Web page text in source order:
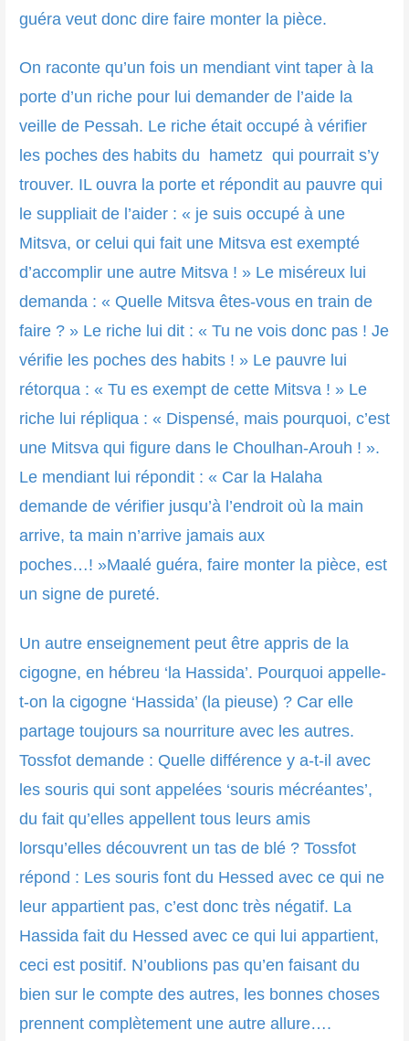
guéra veut donc dire faire monter la pièce.
On raconte qu’un fois un mendiant vint taper à la
porte d’un riche pour lui demander de l’aide la
veille de Pessah. Le riche était occupé à vérifier
les poches des habits du hametz qui pourrait s’y
trouver. IL ouvra la porte et répondit au pauvre qui
le suppliait de l’aider : « je suis occupé à une
Mitsva, or celui qui fait une Mitsva est exempté
d’accomplir une autre Mitsva ! » Le miséreux lui
demanda : « Quelle Mitsva êtes-vous en train de
faire ? » Le riche lui dit : « Tu ne vois donc pas ! Je
vérifie les poches des habits ! » Le pauvre lui
rétorqua : « Tu es exempt de cette Mitsva ! » Le
riche lui répliqua : « Dispensé, mais pourquoi, c’est
une Mitsva qui figure dans le Choulhan-Arouh ! ».
Le mendiant lui répondit : « Car la Halaha
demande de vérifier jusqu’à l’endroit où la main
arrive, ta main n’arrive jamais aux
poches…! »Maalé guéra, faire monter la pièce, est
un signe de pureté.
Un autre enseignement peut être appris de la
cigogne, en hébreu ‘la Hassida’. Pourquoi appelle-
t-on la cigogne ‘Hassida’ (la pieuse) ? Car elle
partage toujours sa nourriture avec les autres.
Tossfot demande : Quelle différence y a-t-il avec
les souris qui sont appelées ‘souris mécréantes’,
du fait qu’elles appellent tous leurs amis
lorsqu’elles découvrent un tas de blé ? Tossfot
répond : Les souris font du Hessed avec ce qui ne
leur appartient pas, c’est donc très négatif. La
Hassida fait du Hessed avec ce qui lui appartient,
ceci est positif. N’oublions pas qu’en faisant du
bien sur le compte des autres, les bonnes choses
prennent complètement une autre allure….